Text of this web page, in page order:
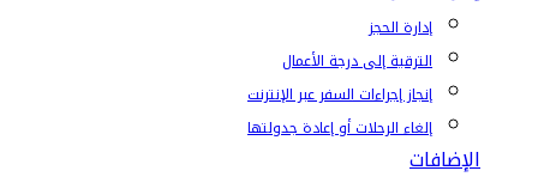
إدارة الحجز
الترقية إلى درجة الأعمال
إنجاز إجراءات السفر عبر الإنترنت
إلغاء الرحلات أو إعادة جدولتها
الإضافات